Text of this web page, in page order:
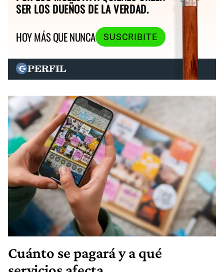
SER LOS DUEÑOS DE LA VERDAD.
HOY MÁS QUE NUNCA
SUSCRIBITE
Cuánto se pagará y a qué